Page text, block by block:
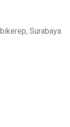
Surabaya